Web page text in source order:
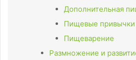
Дополнительная
Пищевые привычки
Пищеварение
Размножение и